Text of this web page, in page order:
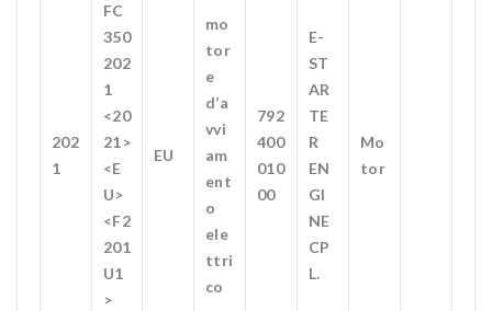
202
1
FC
350
202
1
<20
21>
<E
U>
<F2
201
U1
>
EU
mo
tor
e
d’a
vvi
am
ent
o
ele
ttri
co
792
400
010
00
E-
ST
AR
TE
R
EN
GI
NE
CP
L.
Mo
tor